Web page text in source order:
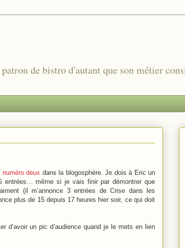
de bistro d'autant que son métier
numéro deux dans la blogosphère. Je dois à Eric un
entrées… même si je vais finir par démontrer que
(il m’annonce 3 entrées de Crise dans les
plus de 15 depuis 17 heures hier soir, ce qui doit
d’avoir un pic d’audience quand je le mets en lien